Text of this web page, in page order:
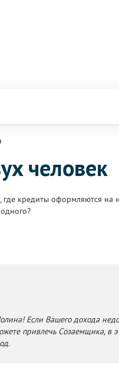
человек
где кредиты оформляются на
Если Вашего дохода
привлечь Созаемщика, в